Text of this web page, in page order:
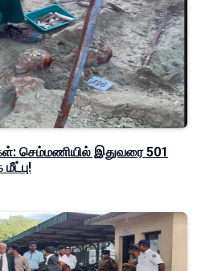
செம்மணியில் இதுவரை 501